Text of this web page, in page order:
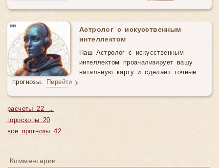
Астролог с искусственным
интеллектом
Наш Астролог с искусственным
интеллектом проанализирует вашу
натальную карту и сделает точные
прогнозы. Перейти
расчеты 22 →
гороскопы 20
все прогнозы 42
Комментарии: